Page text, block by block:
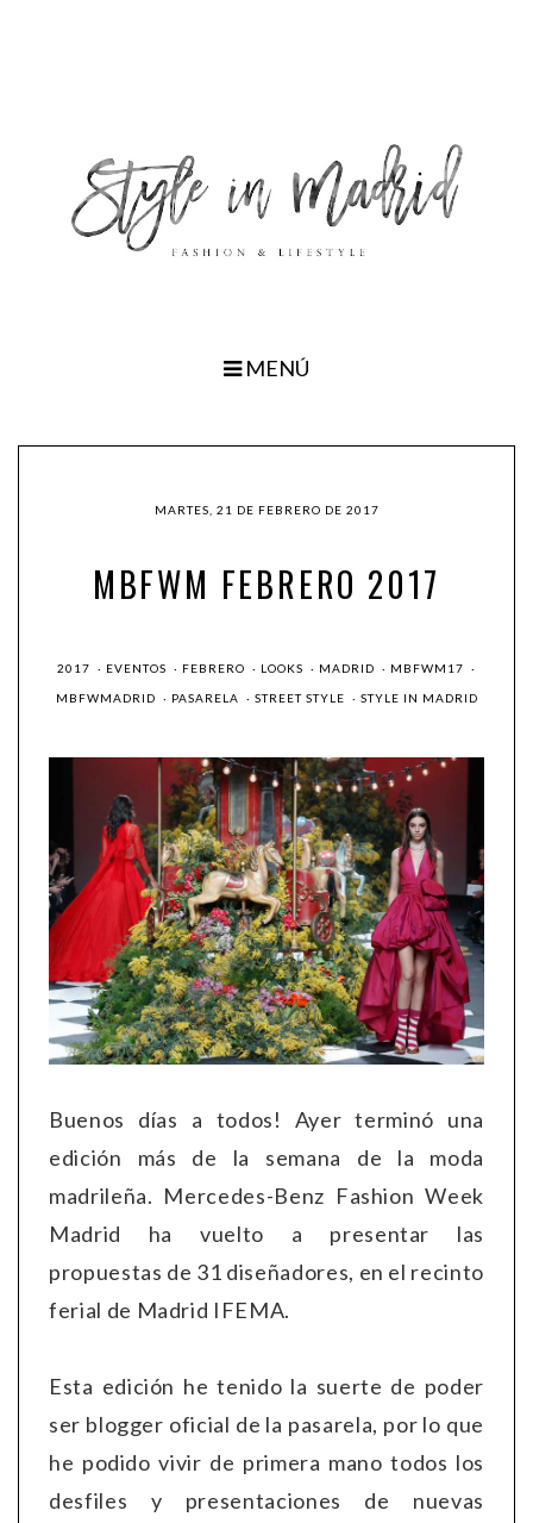
MENÚ
MARTES, 21 DE FEBRERO DE 2017
MBFWM FEBRERO 2017
2017 · EVENTOS · FEBRERO · LOOKS · MADRID · MBFWM17 ·
MBFWMADRID · PASARELA · STREET STYLE · STYLE IN MADRID
Buenos días a todos! Ayer terminó una
edición más de la semana de la moda
madrileña. Mercedes-Benz Fashion Week
Madrid ha vuelto a presentar las
propuestas de 31 diseñadores, en el recinto
ferial de Madrid IFEMA.
Esta edición he tenido la suerte de poder
ser blogger oficial de la pasarela, por lo que
he podido vivir de primera mano todos los
desfiles y presentaciones de nuevas